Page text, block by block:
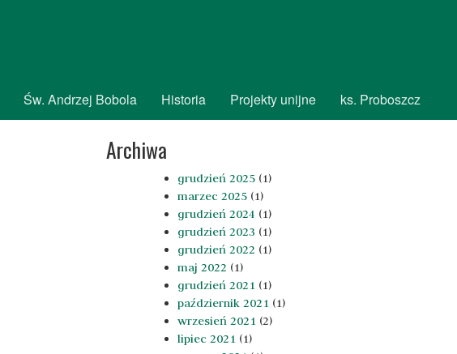
Św. Andrzej Bobola Historia Projekty unijne ks. Proboszcz
Archiwa
grudzień 2025 (1)
marzec 2025 (1)
grudzień 2024 (1)
grudzień 2023 (1)
grudzień 2022 (1)
maj 2022 (1)
grudzień 2021 (1)
październik 2021 (1)
wrzesień 2021 (2)
lipiec 2021 (1)